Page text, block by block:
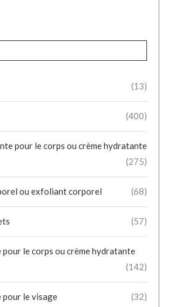
(13)
(400)
pour le corps ou crème hydratante
(275)
ou exfoliant corporel (68)
(57)
le corps ou crème hydratante
(142)
pour le visage (32)